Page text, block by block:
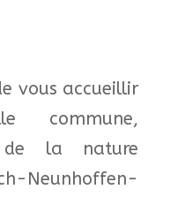
vous accueillir
commune,
la nature
Neunhoffen-